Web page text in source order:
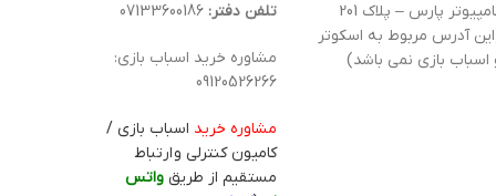
کامپیوتر پارس – پلاک 201
آدرس مربوط به اسکوتر
اسباب بازی نمی باشد)
تلفن دفتر: 07133600186
مشاوره خرید اسباب بازی:
09120526266
مشاوره خرید اسباب بازی /
کامیون کنترلی و ارتباط
مستقیم از طریق واتس